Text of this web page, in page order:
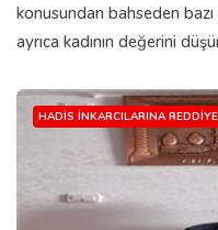
konusundan bahseden
ayrıca kadının değerini
HADIS İNKARCILARINA REDDIYE